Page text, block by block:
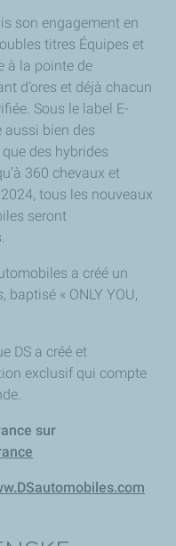
son engagement en
titres Équipes et
à la pointe de
d’ores et déjà chacun
Sous le label E-
aussi bien des
des hybrides
360 chevaux et
tous les nouveaux
seront
a créé un
« ONLY YOU,
DS a créé et
exclusif qui compte
sur